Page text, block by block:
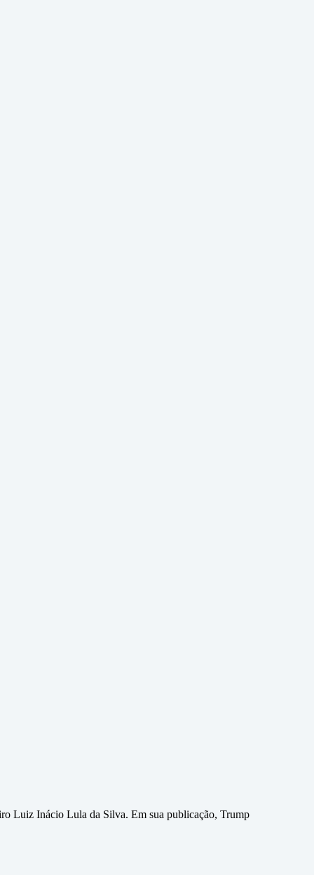
Luiz Inácio Lula da Silva. Em sua publicação, Trump